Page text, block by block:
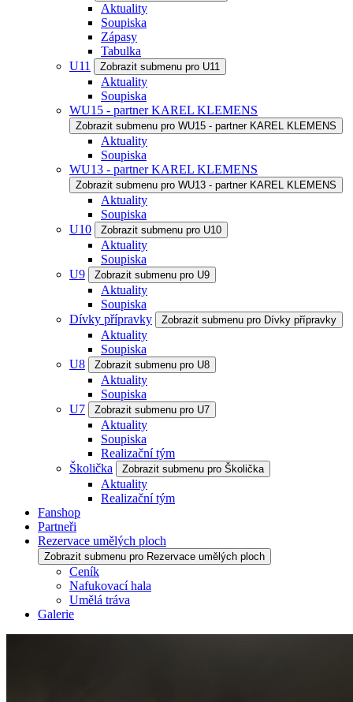
Aktuality
Soupiska
Zápasy
Tabulka
U11
Zobrazit submenu pro U11
Aktuality
Soupiska
WU15 - partner KAREL KLEMENS
Zobrazit submenu pro WU15 - partner KAREL KLEMENS
Aktuality
Soupiska
WU13 - partner KAREL KLEMENS
Zobrazit submenu pro WU13 - partner KAREL KLEMENS
Aktuality
Soupiska
U10
Zobrazit submenu pro U10
Aktuality
Soupiska
U9
Zobrazit submenu pro U9
Aktuality
Soupiska
Dívky přípravky
Zobrazit submenu pro Dívky přípravky
Aktuality
Soupiska
U8
Zobrazit submenu pro U8
Aktuality
Soupiska
U7
Zobrazit submenu pro U7
Aktuality
Soupiska
Realizační tým
Školička
Zobrazit submenu pro Školička
Aktuality
Realizační tým
Fanshop
Partneři
Rezervace umělých ploch
Zobrazit submenu pro Rezervace umělých ploch
Ceník
Nafukovací hala
Umělá tráva
Galerie